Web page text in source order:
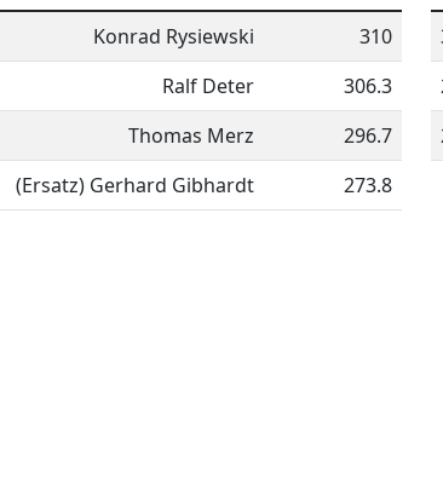
Konrad Rysiewski
310
Ralf Deter
306.3
Thomas Merz
296.7
(Ersatz) Gerhard Gibhardt
273.8